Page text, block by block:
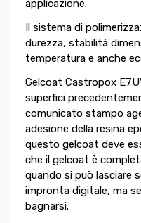
applicazione.
Il sistema di
durezza, stabilità
temperatura e anche
Gelcoat Castropox
superfici
comunicato stampo
adesione della resina
questo gelcoat deve
che il gelcoat è
quando si può lasciare
impronta digitale, ma
bagnarsi.